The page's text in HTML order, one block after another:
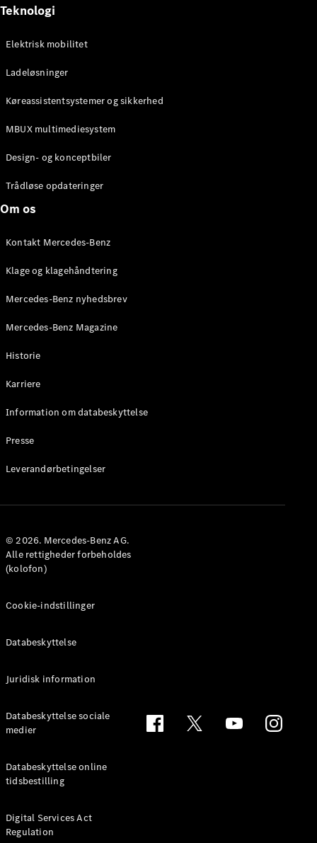
Teknologi
Elektrisk mobilitet
Ladeløsninger
Køreassistentsystemer og sikkerhed
MBUX multimediesystem
Design- og konceptbiler
Trådløse opdateringer
Om os
Kontakt Mercedes-Benz
Klage og klagehåndtering
Mercedes-Benz nyhedsbrev
Mercedes-Benz Magazine
Historie
Karriere
Information om databeskyttelse
Presse
Leverandørbetingelser
© 2026. Mercedes-Benz AG.
Alle rettigheder forbeholdes
(kolofon)
Cookie-indstillinger
Databeskyttelse
Juridisk information
Databeskyttelse sociale
medier
Databeskyttelse online
tidsbestilling
Digital Services Act
Regulation